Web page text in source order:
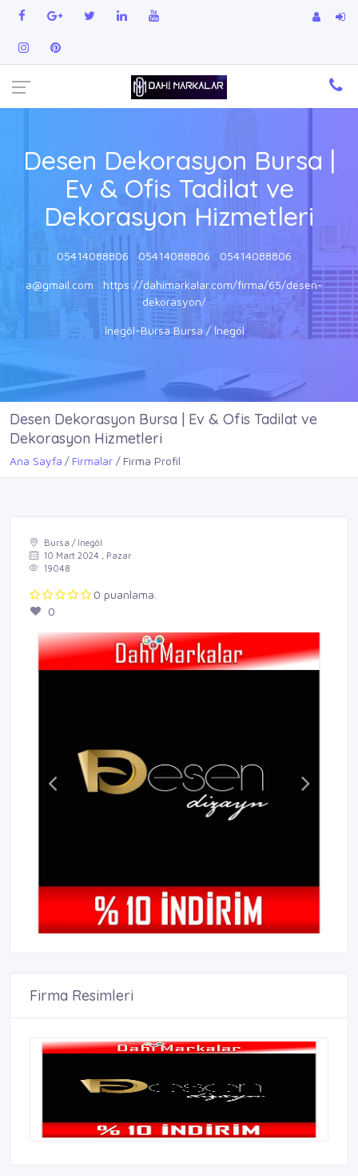
Desen Dekorasyon Bursa |
Ev & Ofis Tadilat ve
Dekorasyon Hizmetleri
05414088806 05414088806 05414088806
a@gmail.com
https://dahimarkalar.com/firma/65/desen-
dekorasyon/
İnegöl-Bursa Bursa / İnegöl
Desen Dekorasyon Bursa | Ev & Ofis Tadilat ve
Dekorasyon Hizmetleri
Ana Sayfa Firmalar Firma Profil
Bursa / İnegöl
10 Mart 2024 , Pazar
19048
0 puanlama.
0
Firma Resimleri